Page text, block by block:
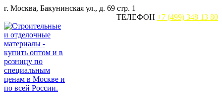
Перейти
содержанию
г. Москва, Бакунинская ул., д. 69 стр. 1
ТЕЛЕФОН +7 (499) 348 13 80